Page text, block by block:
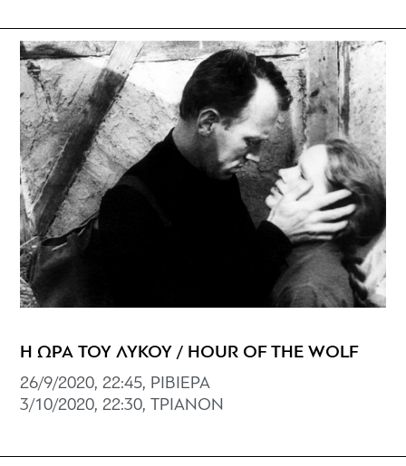
Η ΩΡΑ ΤΟΥ ΛΥΚΟΥ / HOUR OF THE WOLF
26/9/2020, 22:45, ΡΙΒΙΕΡΑ
3/10/2020, 22:30, ΤΡΙΑΝΟΝ